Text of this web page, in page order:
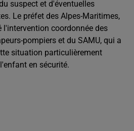
suspect et d'éventuelles
Le préfet des Alpes-Maritimes,
l'intervention coordonnée des
pompiers et du SAMU, qui a
situation particulièrement
en sécurité.